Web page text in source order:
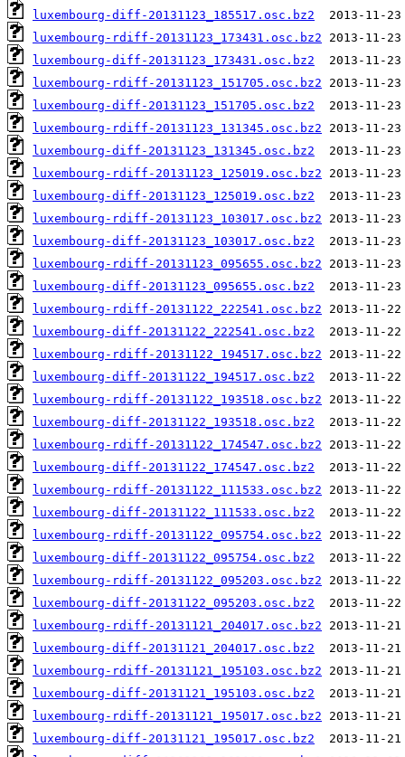
luxembourg-diff-20131123_185517.osc.bz2
luxembourg-rdiff-20131123_173431.osc.bz2
luxembourg-diff-20131123_173431.osc.bz2
luxembourg-rdiff-20131123_151705.osc.bz2
luxembourg-diff-20131123_151705.osc.bz2
luxembourg-rdiff-20131123_131345.osc.bz2
luxembourg-diff-20131123_131345.osc.bz2
luxembourg-rdiff-20131123_125019.osc.bz2
luxembourg-diff-20131123_125019.osc.bz2
luxembourg-rdiff-20131123_103017.osc.bz2
luxembourg-diff-20131123_103017.osc.bz2
luxembourg-rdiff-20131123_095655.osc.bz2
luxembourg-diff-20131123_095655.osc.bz2
luxembourg-rdiff-20131122_222541.osc.bz2
luxembourg-diff-20131122_222541.osc.bz2
luxembourg-rdiff-20131122_194517.osc.bz2
luxembourg-diff-20131122_194517.osc.bz2
luxembourg-rdiff-20131122_193518.osc.bz2
luxembourg-diff-20131122_193518.osc.bz2
luxembourg-rdiff-20131122_174547.osc.bz2
luxembourg-diff-20131122_174547.osc.bz2
luxembourg-rdiff-20131122_111533.osc.bz2
luxembourg-diff-20131122_111533.osc.bz2
luxembourg-rdiff-20131122_095754.osc.bz2
luxembourg-diff-20131122_095754.osc.bz2
luxembourg-rdiff-20131122_095203.osc.bz2
luxembourg-diff-20131122_095203.osc.bz2
luxembourg-rdiff-20131121_204017.osc.bz2
luxembourg-diff-20131121_204017.osc.bz2
luxembourg-rdiff-20131121_195103.osc.bz2
luxembourg-diff-20131121_195103.osc.bz2
luxembourg-rdiff-20131121_195017.osc.bz2
luxembourg-diff-20131121_195017.osc.bz2